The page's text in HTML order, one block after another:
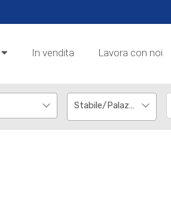
In vendita Lavora con noi
Stabile/Palazzo